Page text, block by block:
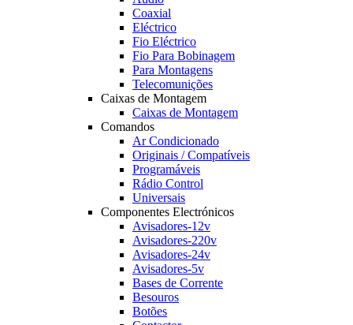
Coaxial
Eléctrico
Fio Eléctrico
Fio Para Bobinagem
Para Montagens
Telecomunições
Caixas de Montagem
Caixas de Montagem
Comandos
Ar Condicionado
Originais / Compatíveis
Programáveis
Rádio Control
Universais
Componentes Electrónicos
Avisadores-12v
Avisadores-220v
Avisadores-24v
Avisadores-5v
Bases de Corrente
Besouros
Botões